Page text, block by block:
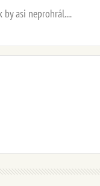
asi neprohrál....